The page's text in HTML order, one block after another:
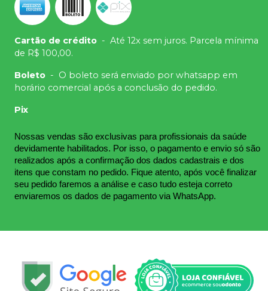
Cartão de crédito - Até 12x sem juros. Parcela mínima
de R$ 100,00.
Boleto - O boleto será enviado por whatsapp em
horário comercial após a conclusão do pedido.
Pix
Nossas vendas são exclusivas para profissionais da saúde
devidamente habilitados. Por isso, o pagamento e envio só são
realizados após a confirmação dos dados cadastrais e dos
itens que constam no pedido. Fique atento, após você finalizar
seu pedido faremos a análise e caso tudo esteja correto
enviaremos os dados de pagamento via WhatsApp.